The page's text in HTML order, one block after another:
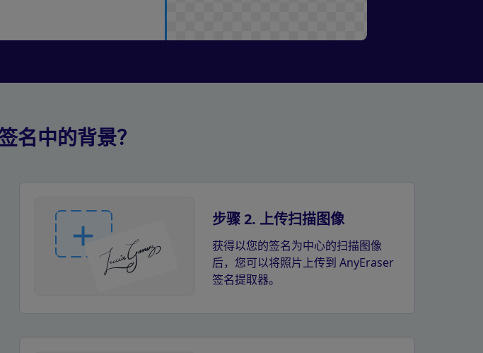
名中的背景？
步骤 2. 上传扫描图像
获得以您的签名为中心的扫描图像
后，您可以将照片上传到 AnyEraser
签名提取器。